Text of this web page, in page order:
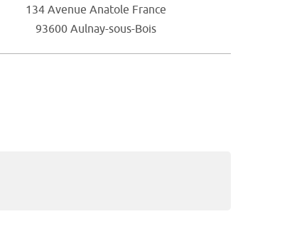
134 Avenue Anatole France
93600 Aulnay-sous-Bois